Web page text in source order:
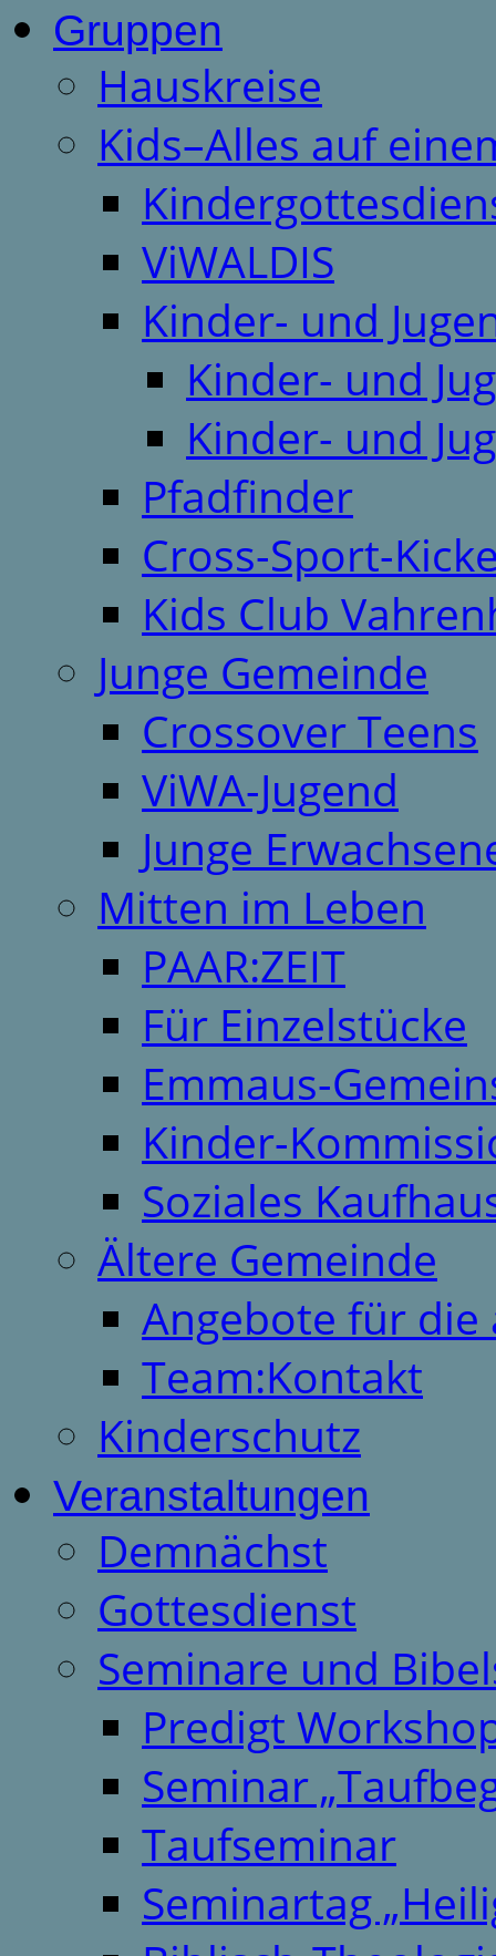
Gruppen
Hauskreise
Kids–Alles auf
ViWALDIS
Kinder- und
Kinder- und
Kinder- und
Pfadfinder
Cross-Sport-
Kids Club
Junge Gemeinde
Crossover Teens
ViWA-Jugend
Junge
Mitten im Leben
PAAR:ZEIT
Für Einzelstücke
Emmaus-
Kinder-
Soziales
Ältere Gemeinde
Angebote für
Team:Kontakt
Kinderschutz
Veranstaltungen
Demnächst
Gottesdienst
Seminare und
Predigt
Seminar
Taufseminar
Seminartag